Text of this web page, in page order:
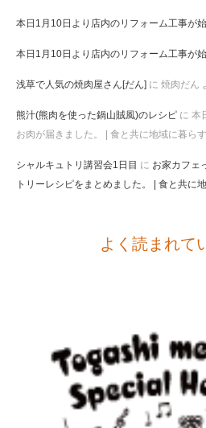
本日1月10日より店内のリフォーム工事が
本日1月10日より店内のリフォーム工事が
浅草で人気の焼肉屋さん[だん] に 焼肉だん
熊汁(熊肉を使った鍋山賊風)のレシピ に 本
お肉が届きました。 | 食と共に地域に暮ら
シャルキュトリ講習会1日目 に お家カフェ
トリーレシピをまとめました。 | 食と共に
よく読まれて